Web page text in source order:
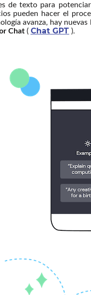
de texto para
pueden hacer el
avanza, hay
Chat ( Chat GPT ).